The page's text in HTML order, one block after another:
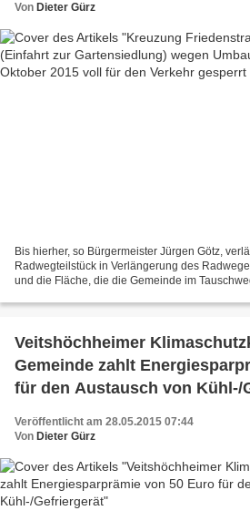
Von Dieter Gürz
Bis hierher, so Bürgermeister Jürgen Götz,
Radwegteilstück in Verlängerung des
und die Fläche, die die Gemeinde im
Veitshöchheimer
Gemeinde zahlt
für den Austausch von Kühl-/
Veröffentlicht am 28.05.2015 07:44
Von Dieter Gürz